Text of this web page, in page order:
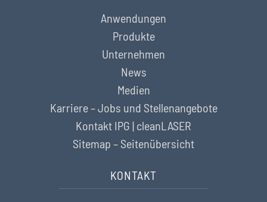
Anwendungen
Produkte
Unternehmen
News
Medien
Karriere – Jobs und Stellenangebote
Kontakt IPG | cleanLASER
Sitemap – Seitenübersicht
KONTAKT